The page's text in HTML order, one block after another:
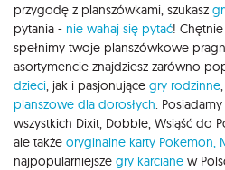
przygodę z planszówkami, szukasz
pytania - nie wahaj się pytać!
spełnimy twoje planszówkowe
asortymencie znajdziesz zarówno
dzieci , jak i pasjonujące gry rodzinne
planszowe dla dorosłych .
wszystkich Dixit, Dobble, Wsiąść do
ale także oryginalne karty Pokemon,
najpopularniejsze gry karciane w